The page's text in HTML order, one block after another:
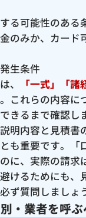
る可能性のある
のみか、カード
生条件
、
「一式」「
これらの内容に
きるまで確認し
明内容と見積書
も重要です。「
に、実際の請求
けるためにも、
ず質問しましょ
・業者を呼